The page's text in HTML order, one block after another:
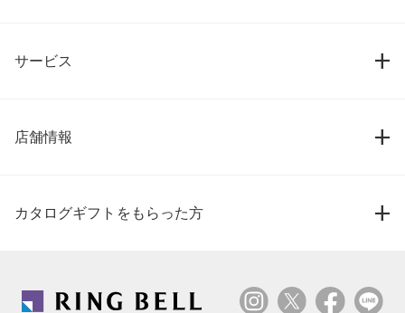
サービス
店舗情報
カタログギフトをもらった方